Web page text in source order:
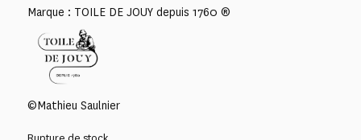
Marque : TOILE DE JOUY depuis 1760 ®
©Mathieu Saulnier